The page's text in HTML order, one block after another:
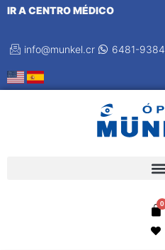
IR A CENTRO MÉDICO
info@munkel.cr 6481-9384